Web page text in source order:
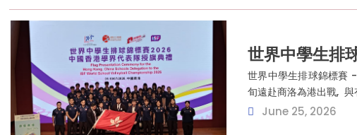
世界中學生排
世界中學生排球錦標賽
旬遠赴商洛為港出戰, 與
June 25, 2026